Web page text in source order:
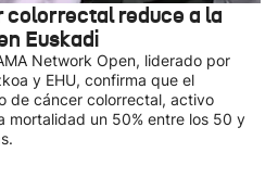
colorrectal reduce a la
Euskadi
Network Open, liderado por
y EHU, confirma que el
de cáncer colorrectal, activo
mortalidad un 50% entre los 50 y